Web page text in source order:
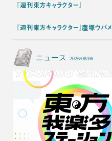
『週刊東方キャラクター』
『週刊東方キャラクター』塵塚ウバメ
ニュース 2026/08/06